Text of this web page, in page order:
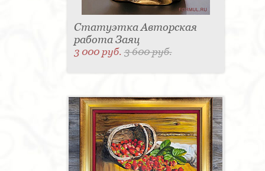
Статуэтка Авторская
работа Заяц
3 000 руб.3 600 руб.